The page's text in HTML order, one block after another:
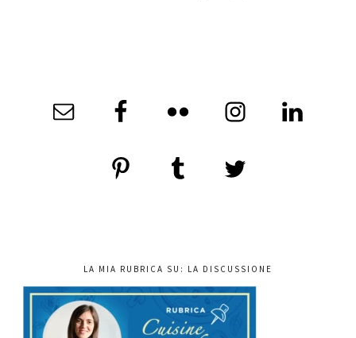
LA MIA RUBRICA SU: LA DISCUSSIONE